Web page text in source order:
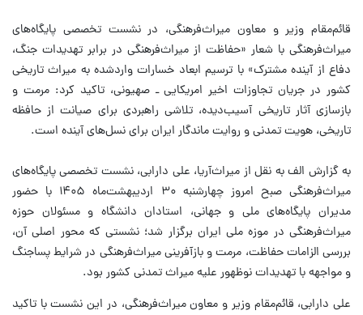
قائم‌مقام وزیر و معاون میراث‌فرهنگی، در نشست تخصصی پایگاه‌های
میراث‌فرهنگی با شعار «حفاظت از میراث‌فرهنگی در برابر تهدیدات جنگ،
دفاع از آینده مشترک» با ترسیم ابعاد خسارات واردشده به میراث تاریخی
کشور در جریان تجاوزات اخیر امریکایی ـ صهیونی، تاکید کرد: مرمت و
بازسازی آثار تاریخی آسیب‌دیده، تلاشی راهبردی برای صیانت از حافظه
تاریخی، هویت تمدنی و روایت ماندگار ایران برای نسل‌های آینده است.
به گزارش الف به نقل از میراث‌آریا، علی دارابی، نشست تخصصی پایگاه‌های
میراث‌فرهنگی صبح امروز چهارشنبه ۳۰ اردیبهشت‌ماه ۱۴۰۵ با حضور
مدیران پایگاه‌های ملی و جهانی، استادان دانشگاه و مسئولان حوزه
میراث‌فرهنگی در موزه ملی ایران برگزار شد؛ نشستی که محور اصلی آن،
بررسی الزامات حفاظت، مرمت و بازآفرینی میراث‌فرهنگی در شرایط پساجنگ
و مواجهه با تهدیدات نوظهور علیه میراث تمدنی کشور بود.
علی دارابی، قائم‌مقام وزیر و معاون میراث‌فرهنگی، در این نشست با تاکید